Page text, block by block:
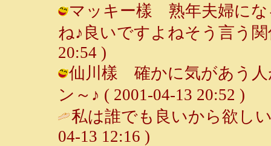
マッキー樣 熟年夫婦にな
ね♪良いですよねそう言う
20:54 )
仙川樣 確かに気があう人
ン～♪ ( 2001-04-13 20:52 )
私は誰でも良いから欲し
04-13 12:16 )